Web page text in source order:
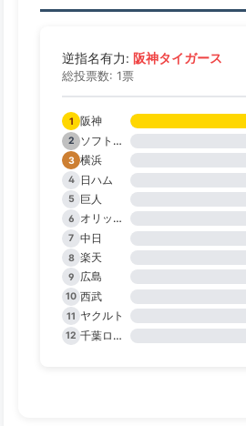
逆指名有力: 阪神タイガース
総投票数: 1票
1 阪神
2
ソフトバンク
3 横浜
4
日ハム
5
巨人
6
オリックス
7 中日
8 楽天
9
広島
10 西武
11 ヤクルト
12
千葉ロッテ